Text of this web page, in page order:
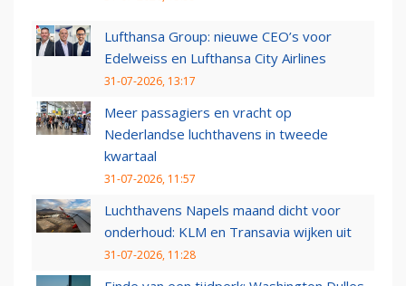
Lufthansa Group: nieuwe CEO’s voor
Edelweiss en Lufthansa City Airlines
31-07-2026, 13:17
Meer passagiers en vracht op
Nederlandse luchthavens in tweede
kwartaal
31-07-2026, 11:57
Luchthavens Napels maand dicht voor
onderhoud: KLM en Transavia wijken uit
31-07-2026, 11:28